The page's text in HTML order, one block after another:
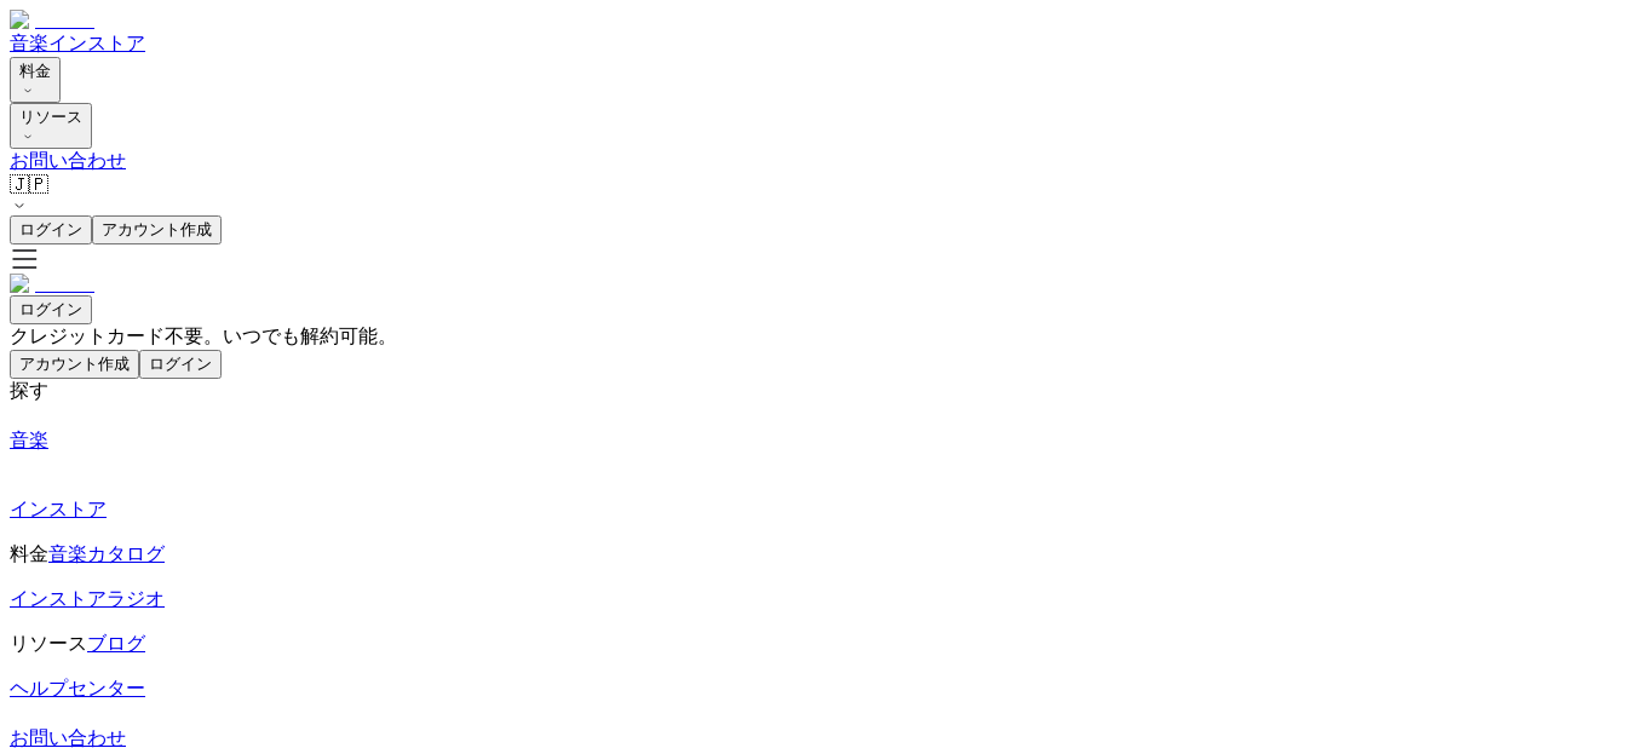
音楽インストア
料金
リソース
お問い合わせ
🇯🇵
ログイン アカウント作成
ログイン
クレジットカード不要。いつでも解約可能。
アカウント作成 ログイン
探す
音楽
インストア
料金音楽カタログ
インストアラジオ
リソースブログ
ヘルプセンター
お問い合わせ